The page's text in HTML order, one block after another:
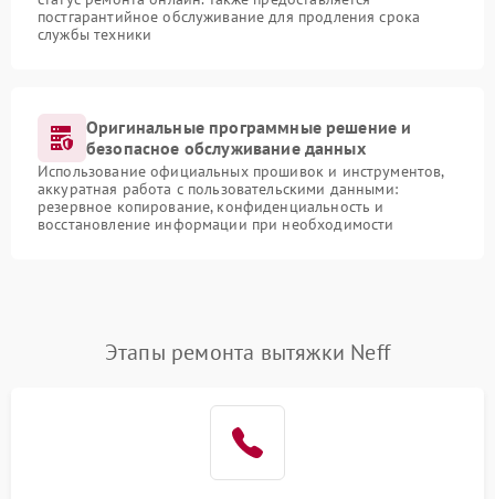
постгарантийное обслуживание для продления срока
службы техники
Оригинальные программные решение и
безопасное обслуживание данных
Использование официальных прошивок и инструментов,
аккуратная работа с пользовательскими данными:
резервное копирование, конфиденциальность и
восстановление информации при необходимости
Этапы ремонта вытяжки Neff